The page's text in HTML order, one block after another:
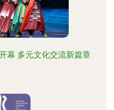
幕 多元文化交流新篇章